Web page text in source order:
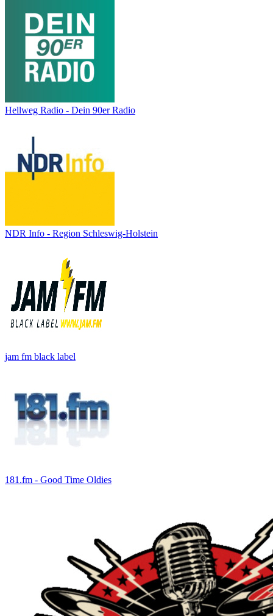
Hellweg Radio - Dein 90er Radio
NDR Info - Region Schleswig-Holstein
jam fm black label
181.fm - Good Time Oldies